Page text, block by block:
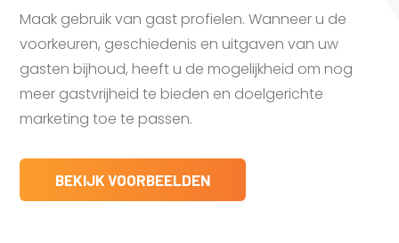
Maak gebruik van gast profielen. Wanneer u de
voorkeuren, geschiedenis en uitgaven van uw
gasten bijhoud, heeft u de mogelijkheid om nog
meer gastvrijheid te bieden en doelgerichte
marketing toe te passen.
BEKIJK VOORBEELDEN